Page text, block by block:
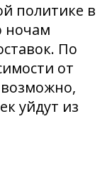
политике в
ночам
По
от
уйдут из